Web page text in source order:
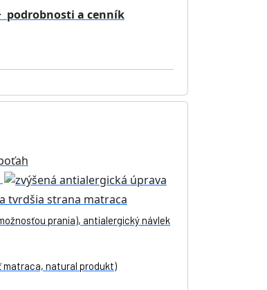
· podrobnosti a cenník
prania), antialergický návlek
matraca, natural produkt)